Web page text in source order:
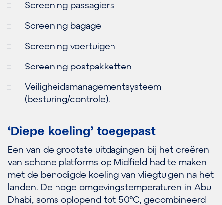
Screening passagiers
Screening bagage
Screening voertuigen
Screening postpakketten
Veiligheidsmanagementsysteem
(besturing/controle).
‘Diepe koeling’ toegepast
Een van de grootste uitdagingen bij het creëren
van schone platforms op Midfield had te maken
met de benodigde koeling van vliegtuigen na het
landen. De hoge omgevingstemperaturen in Abu
Dhabi, soms oplopend tot 50°C, gecombineerd